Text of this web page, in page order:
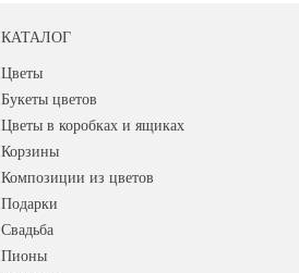
КАТАЛОГ
Цветы
Букеты цветов
Цветы в коробках и ящиках
Корзины
Композиции из цветов
Подарки
Свадьба
Пионы